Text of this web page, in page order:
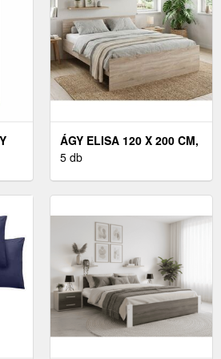
ÁGY ELISA 120 X 200 CM,
SONOMA TÖLGY
5 db